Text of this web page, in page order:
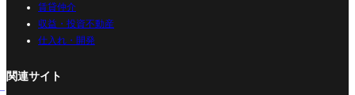
賃貸仲介
収益・投資不動産
仕入れ・開発
関連サイト